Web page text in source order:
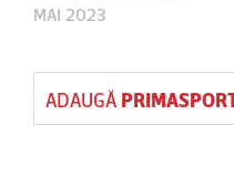
MAI 2023
ADAUGĂ